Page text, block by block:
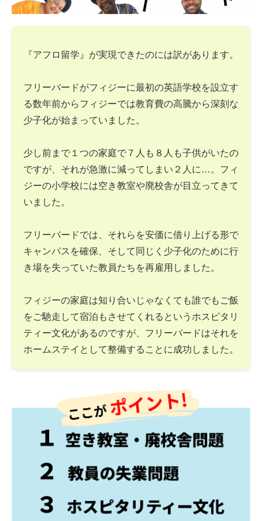
『アフロ留学』が実現できたのには訳があります。
フリーバードがフィジーに最初の英語学校を設立す
る数年前からフィジーでは教育費の高騰から深刻な
少子化が始まっていました。
少し前まで１つの家庭で７人も８人も子供がいたの
ですが、それが急激に減ってしまい２人に…。フィ
ジーの小学校には空き教室や廃校舎が目立ってきて
いました。
フリーバードでは、それらを安価に借り上げる形で
キャンパスを確保、そして同じく少子化のために行
き場を失っていた教員たちを再雇用しました。
フィジーの家庭は知り合いじゃなくても誰でもご飯
をご馳走して宿泊もさせてくれるというホスピタリ
ティー文化があるのですが、フリーバードはそれを
ホームステイとして整備することに成功しました。